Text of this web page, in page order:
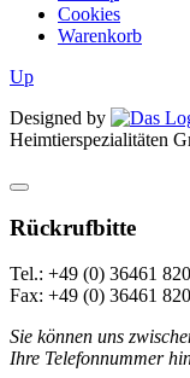
Cookies
Warenkorb
Up
Designed by
Heimtierspezialitäten
Rückrufbitte
Tel.: +49 (0) 36461
Fax: +49 (0) 36461
Sie können uns
Ihre Telefonnummer